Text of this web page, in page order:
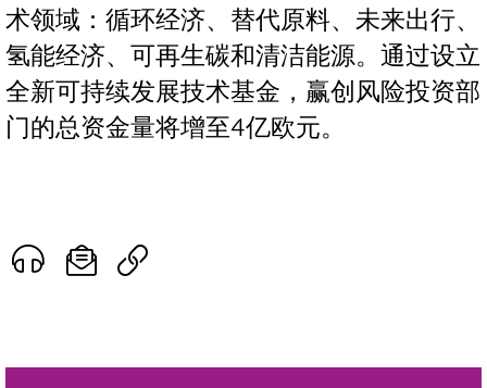
术领域：循环经济、替代原料、未来出行、
氢能经济、可再生碳和清洁能源。通过设立
全新可持续发展技术基金，赢创风险投资部
门的总资金量将增至4亿欧元。